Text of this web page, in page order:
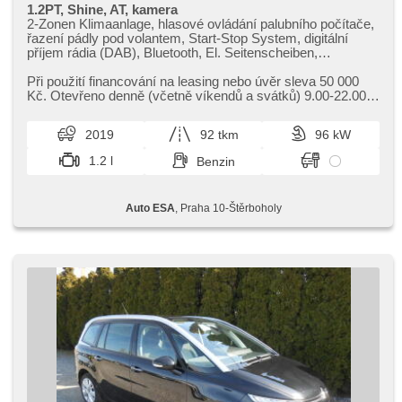
1.2PT, Shine, AT, kamera
2-Zonen Klimaanlage, hlasové ovládání palubního počítače,
řazení pádly pod volantem, Start-Stop System, digitální
příjem rádia (DAB), Bluetooth, El. Seitenscheiben,
Multifunktionslenkrad, USB, Automatikgetriebe, bezklíčové
odemykání, El. Deckel des Kofferraums, täglich Leuchten,
Funkfernbedienung, Elektronisches Stabilitätsprogramm
(ESP), Scheibenwischersensor, Nebelscheinwerfer, El.
Klappspiegel, Reifendrucksensor, ABS, isofix, Fahrkamera,
elektronická ruční brzda, 6x Airbag, Blind Spot Anzeige,
Při použití financování na leasing nebo úvěr sleva 50 000
Kč. Otevřeno denně (včetně víkendů a svátků) 9.00​-22.00
2019 92 tkm
96 kW
1.2 l
Benzin
Auto ESA , Praha 10-Štěrboholy